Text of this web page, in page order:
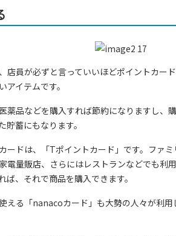
店員が必ずと言っていいほどポイントカー
アイテムです。
薬品などを購入すれば節約になりますし、
貯蓄にもなります。
ードは、「Tポイントカード」です。ファ
電量販店、さらにはレストランなどでも利
ば、それで商品を購入できます。
える「nanacoカード」も大勢の人々が利